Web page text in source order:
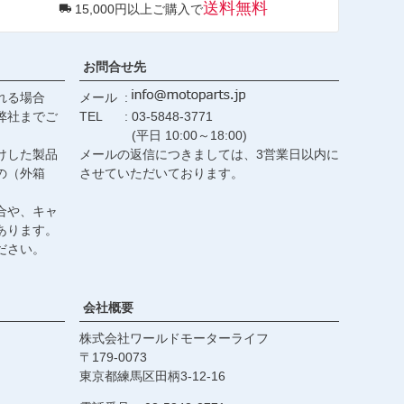
へ
15,000円以上ご購入で送料無料
る場合
社までご
した製品
（外箱
や、キャ
ます。
い。
お問合せ先
メール
TEL
03-5848-3771
(平日 10:00～18:00)
メールの返信につきましては、3営業日以内に
させていただいております。
会社概要
株式会社ワールドモーターライフ
179-0073
東京都練馬区田柄3-12-16